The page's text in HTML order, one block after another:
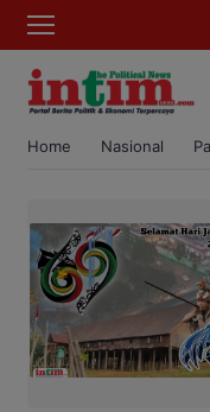
Home Nasional